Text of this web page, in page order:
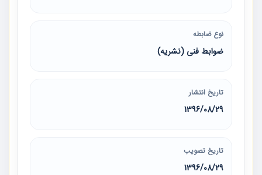
نوع ضابطه
ضوابط فنی (نشریه)
تاریخ انتشار
1396/08/29
تاریخ تصویب
1396/08/29